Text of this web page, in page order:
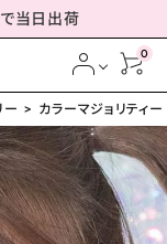
当日出荷
0
ー カラーマジョリティ